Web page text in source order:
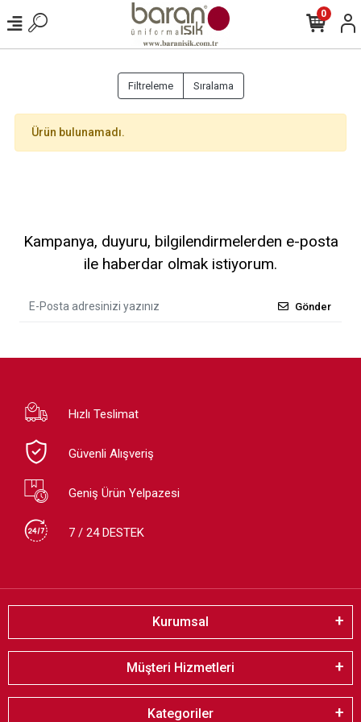
0
Filtreleme Sıralama
Ürün bulunamadı.
Kampanya, duyuru, bilgilendirmelerden e-posta
ile haberdar olmak istiyorum.
Gönder
Hızlı Teslimat
Güvenli Alışveriş
Geniş Ürün Yelpazesi
7 / 24 DESTEK
Kurumsal
Müşteri Hizmetleri
Kategoriler